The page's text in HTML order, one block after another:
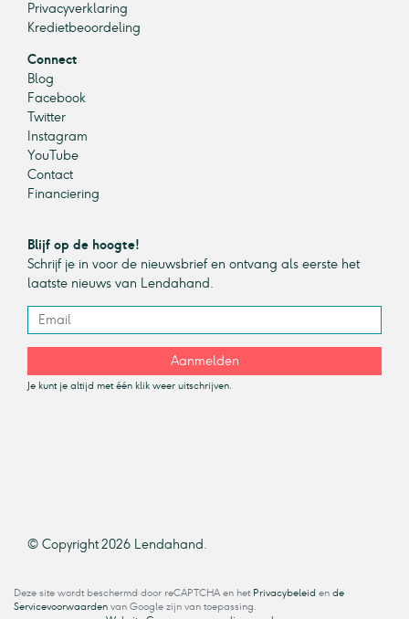
Privacyverklaring
Kredietbeoordeling
Connect
Blog
Facebook
Twitter
Instagram
YouTube
Contact
Financiering
Blijf op de hoogte!
Schrijf je in voor de nieuwsbrief en ontvang als eerste het
laatste nieuws van Lendahand.
Aanmelden
Je kunt je altijd met één klik weer uitschrijven.
© Copyright 2026 Lendahand.
Deze site wordt beschermd door reCAPTCHA en het Privacybeleid en de
Servicevoorwaarden van Google zijn van toepassing.